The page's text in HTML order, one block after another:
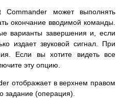
может выполнять
окончание вводимой команды.
варианты завершения и, если
издает звуковой сигнал. При
Если вы хотите видеть все
эту опцию.
отображает в верхнем правом
задание (операция).